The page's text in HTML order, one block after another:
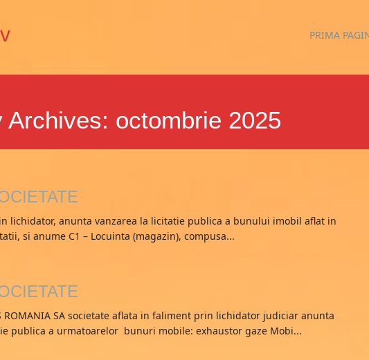
PRIMA
Archives: octombrie 2025
lichidator, anunta vanzarea la licitatie publica a bunului imobil aflat in
si anume C1 – Locuinta (magazin), compusa...
ROMANIA SA societate aflata in faliment prin lichidator judiciar anunta
publica a urmatoarelor bunuri mobile: exhaustor gaze Mobi...